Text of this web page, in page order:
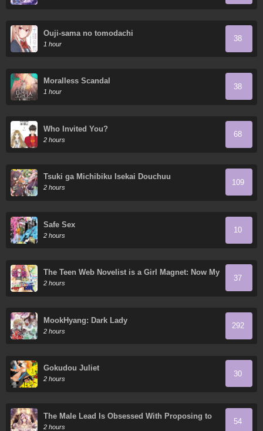
Ouji-sama no tomodachi
1 hour
38
Moralless Scandal
1 hour
38
Who Invited You?
2 hours
68
Tsuki ga Michibiku Isekai Douchuu
2 hours
109
Safe Sex
2 hours
10
The Teen Web Novelist is a Girl Magnet: Now My
Crush Feels Bad for Rejecting Me!
2 hours
37
MookHyang: Dark Lady
2 hours
292
Gokudou Juliet
2 hours
30
The Male Lead Is Obsessed With Proposing to
Me
2 hours
54